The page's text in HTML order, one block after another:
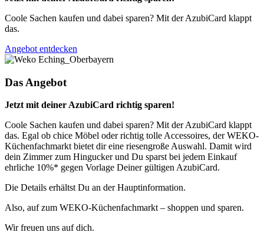
Coole Sachen kaufen und dabei sparen? Mit der AzubiCard klappt
das.
Angebot entdecken
Das Angebot
Jetzt mit deiner AzubiCard richtig sparen!
Coole Sachen kaufen und dabei sparen? Mit der AzubiCard klappt
das. Egal ob chice Möbel oder richtig tolle Accessoires, der WEKO-
Küchenfachmarkt bietet dir eine riesengroße Auswahl. Damit wird
dein Zimmer zum Hingucker und Du sparst bei jedem Einkauf
ehrliche 10%* gegen Vorlage Deiner gültigen AzubiCard.
Die Details erhältst Du an der Hauptinformation.
Also, auf zum WEKO-Küchenfachmarkt – shoppen und sparen.
Wir freuen uns auf dich.